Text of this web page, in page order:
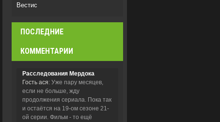
Вестис
Бункер/Укрытие
ПОСЛЕДНИЕ
КОММЕНТАРИИ
Расследования Мердока
Гость ася: Уже пару месяцев,
если не больше, жду
продолжения сериала. Пока так
и остаётся на 19-ом сезоне 21-
ой серии. Фильм - то ещё